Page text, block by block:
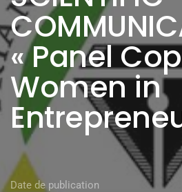
« Panel
Women in
Date de publication